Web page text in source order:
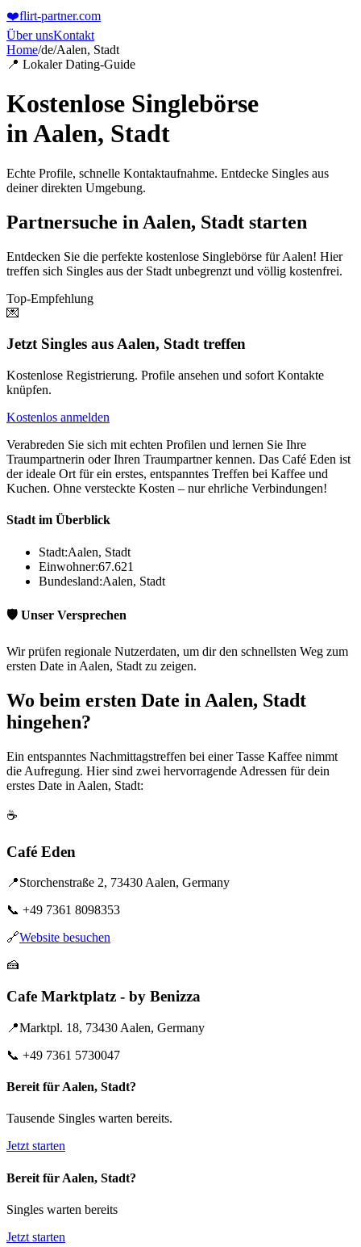
❤️flirt-partner.com
Über unsKontakt
Home/de/Aalen, Stadt
📍 Lokaler Dating-Guide
Kostenlose Singlebörse
inAalen, Stadt
Echte Profile, schnelle Kontaktaufnahme. Entdecke Singles aus
deiner direkten Umgebung.
Partnersuche in Aalen, Stadt starten
Entdecken Sie die perfekte kostenlose Singlebörse für Aalen! Hier
treffen sich Singles aus der Stadt unbegrenzt und völlig kostenfrei.
Top-Empfehlung
💌
Jetzt Singles aus Aalen, Stadt treffen
Kostenlose Registrierung. Profile ansehen und sofort Kontakte
knüpfen.
Kostenlos anmelden
Verabreden Sie sich mit echten Profilen und lernen Sie Ihre
Traumpartnerin oder Ihren Traumpartner kennen. Das Café Eden ist
der ideale Ort für ein erstes, entspanntes Treffen bei Kaffee und
Kuchen. Ohne versteckte Kosten – nur ehrliche Verbindungen!
Stadt im Überblick
Stadt:Aalen, Stadt
Einwohner:67.621
Bundesland:Aalen, Stadt
🛡️ Unser Versprechen
Wir prüfen regionale Nutzerdaten, um dir den schnellsten Weg zum
ersten Date in Aalen, Stadt zu zeigen.
Wo beim ersten Date in Aalen, Stadt
hingehen?
Ein entspanntes Nachmittagstreffen bei einer Tasse Kaffee nimmt
die Aufregung. Hier sind zwei hervorragende Adressen für dein
erstes Date in Aalen, Stadt:
☕
Café Eden
📍Storchenstraße 2, 73430 Aalen, Germany
📞 +49 7361 8098353
🔗Website besuchen
🍰
Cafe Marktplatz - by Benizza
📍Marktpl. 18, 73430 Aalen, Germany
📞 +49 7361 5730047
Bereit für Aalen, Stadt?
Tausende Singles warten bereits.
Jetzt starten
Bereit für Aalen, Stadt?
Singles warten bereits
Jetzt starten